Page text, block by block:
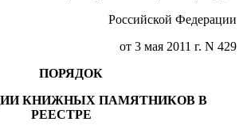
Российской Федерации
от 3 мая 2011 г. N 429
ПОРЯДОК
КНИЖНЫХ ПАМЯТНИКОВ В
РЕЕСТРЕ